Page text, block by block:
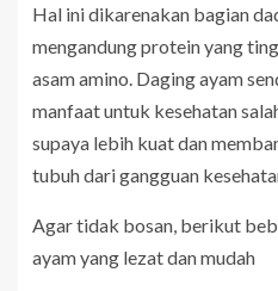
Hal ini dikarenakan bagian
mengandung protein yang
asam amino. Daging ayam
manfaat untuk kesehatan
supaya lebih kuat dan
tubuh dari gangguan
Agar tidak bosan, berikut
ayam yang lezat dan mudah